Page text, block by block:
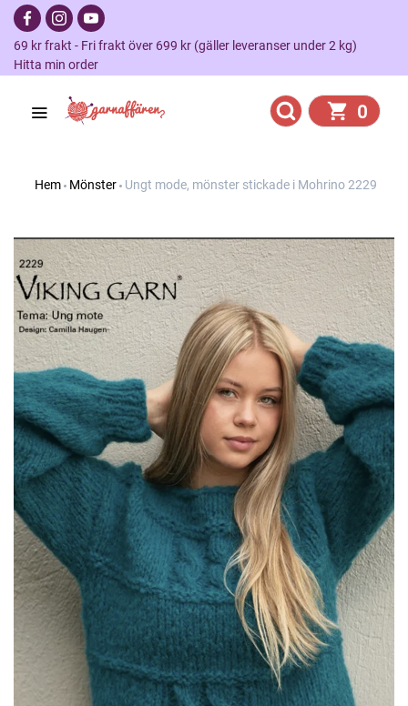
69 kr frakt - Fri frakt över 699 kr (gäller leveranser under 2 kg)
Hitta min order
0
Hem Mönster Ungt mode, mönster stickade i Mohrino 2229